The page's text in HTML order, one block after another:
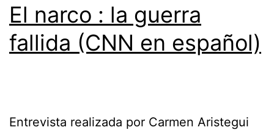
El narco : la guerra
fallida (CNN en español)
Entrevista realizada por Carmen Aristegui